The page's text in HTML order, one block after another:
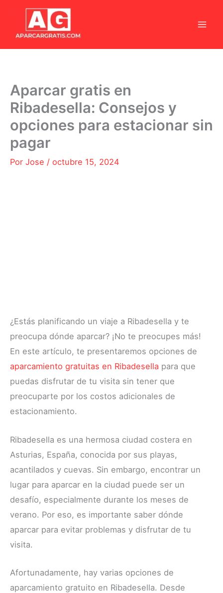
contenido
Aparcar gratis en
Ribadesella: Consejos y
opciones para estacionar sin
pagar
Por Jose / octubre 15, 2024
¿Estás planificando un viaje a Ribadesella y te
preocupa dónde aparcar? ¡No te preocupes más!
En este artículo, te presentaremos opciones de
aparcamiento gratuitas en Ribadesella para que
puedas disfrutar de tu visita sin tener que
preocuparte por los costos adicionales de
estacionamiento.
Ribadesella es una hermosa ciudad costera en
Asturias, España, conocida por sus playas,
acantilados y cuevas. Sin embargo, encontrar un
lugar para aparcar en la ciudad puede ser un
desafío, especialmente durante los meses de
verano. Por eso, es importante saber dónde
aparcar para evitar problemas y disfrutar de tu
visita.
Afortunadamente, hay varias opciones de
aparcamiento gratuito en Ribadesella. Desde